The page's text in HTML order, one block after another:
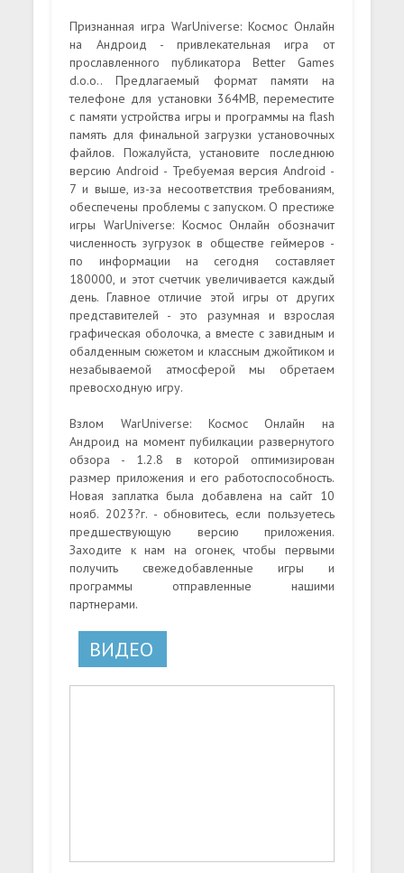
Признанная игра WarUniverse: Космос Онлайн
на Андроид - привлекательная игра от
прославленного публикатора Better Games
d.o.o.. Предлагаемый формат памяти на
телефоне для установки 364MB, переместите
с памяти устройства игры и программы на flash
память для финальной загрузки установочных
файлов. Пожалуйста, установите последнюю
версию Android - Требуемая версия Android -
7 и выше, из-за несоответствия требованиям,
обеспечены проблемы с запуском. О престиже
игры WarUniverse: Космос Онлайн обозначит
численность зугрузок в обществе геймеров -
по информации на сегодня составляет
180000, и этот счетчик увеличивается каждый
день. Главное отличие этой игры от других
представителей - это разумная и взрослая
графическая оболочка, а вместе с завидным и
обалденным сюжетом и классным джойтиком и
незабываемой атмосферой мы обретаем
превосходную игру.
Взлом WarUniverse: Космос Онлайн на
Андроид на момент пубилкации развернутого
обзора - 1.2.8 в которой оптимизирован
размер приложения и его работоспособность.
Новая заплатка была добавлена на сайт 10
нояб. 2023?г. - обновитесь, если пользуетесь
предшествующую версию приложения.
Заходите к нам на огонек, чтобы первыми
получить свежедобавленные игры и
программы отправленные нашими
партнерами.
ВИДЕО